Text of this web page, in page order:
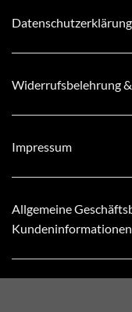
Datenschutzerklärung
Widerrufsbelehrung
Impressum
Allgemeine
Kundeninformationen